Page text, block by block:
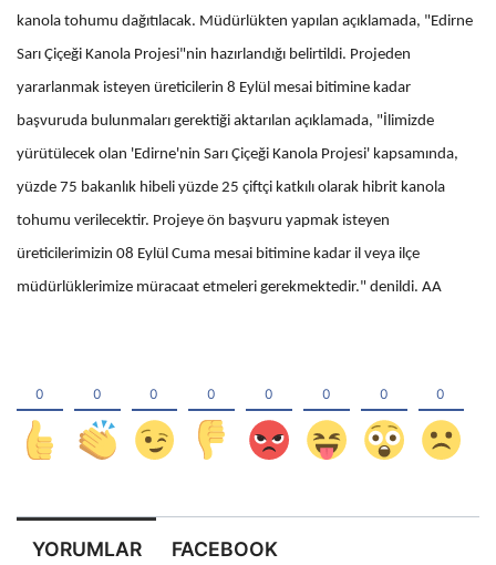
kanola tohumu dağıtılacak. Müdürlükten yapılan açıklamada, "Edirne
Sarı Çiçeği Kanola Projesi"nin hazırlandığı belirtildi. Projeden
yararlanmak isteyen üreticilerin 8 Eylül mesai bitimine kadar
başvuruda bulunmaları gerektiği aktarılan açıklamada, "İlimizde
yürütülecek olan 'Edirne'nin Sarı Çiçeği Kanola Projesi' kapsamında,
yüzde 75 bakanlık hibeli yüzde 25 çiftçi katkılı olarak hibrit kanola
tohumu verilecektir. Projeye ön başvuru yapmak isteyen
üreticilerimizin 08 Eylül Cuma mesai bitimine kadar il veya ilçe
müdürlüklerimize müracaat etmeleri gerekmektedir." denildi. AA
YORUMLAR FACEBOOK